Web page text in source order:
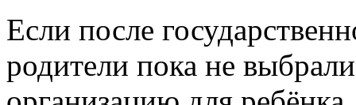
Если после
родители пока не